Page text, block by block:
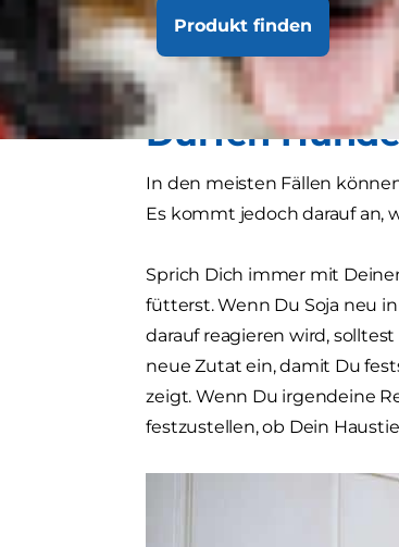
Produkt finden
ist... Dürfen Hunde Soja
für eine gesunde Ergänzung
herausfinden, ob Soja eine
Dürfen
In den meisten Fällen
Es kommt jedoch darauf an,
Sprich Dich immer mit
fütterst. Wenn Du Soja neu
darauf reagieren wird,
neue Zutat ein, damit Du
zeigt. Wenn Du irgendeine
festzustellen, ob Dein